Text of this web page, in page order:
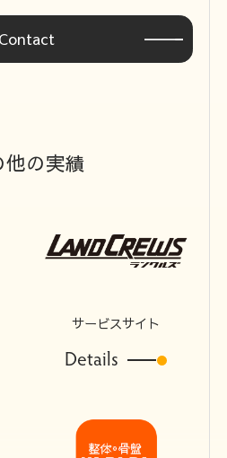
Contact
他の実績
サービスサイト
Details